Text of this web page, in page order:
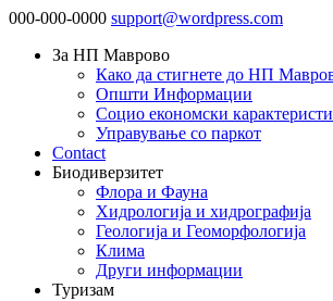
000-000-0000 support@wordpress.com
За НП Маврово
Како да стигнете до НП
Општи Информации
Социо економски
Управување со паркот
Contact
Биодиверзитет
Флора и Фауна
Хидрологија и хидрографија
Геологија и Геоморфологија
Клима
Други информации
Туризам